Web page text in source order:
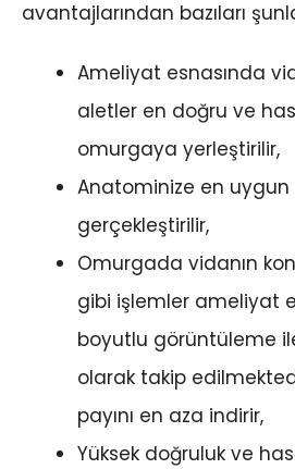
avantajlarından bazıları
Ameliyat esnasında
aletler en doğru ve
omurgaya yerleştirilir,
Anatominize en
gerçekleştirilir,
Omurgada vidanın
gibi işlemler ameliyat
boyutlu görüntüleme
olarak takip
payını en aza indirir,
Yüksek doğruluk ve